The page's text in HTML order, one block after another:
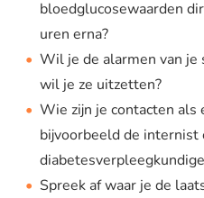
bloedglucosewaarden
uren erna?
Wil je de alarmen van je
wil je ze uitzetten?
Wie zijn je contacten als
bijvoorbeeld de internist
Spreek af waar je de